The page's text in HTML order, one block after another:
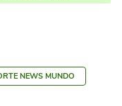
NEWS MUNDO